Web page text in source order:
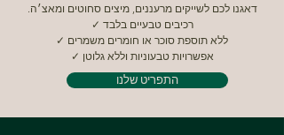
.דאגנו לכם לשייקים מרעננים, מיצים סחוטים ומאצ׳ה‎
✓ רכיבים טבעיים בלבד
✓ ללא תוספת סוכר או חומרים משמרים
✓ אפשרויות טבעוניות וללא גלוטן
התפריט שלנו